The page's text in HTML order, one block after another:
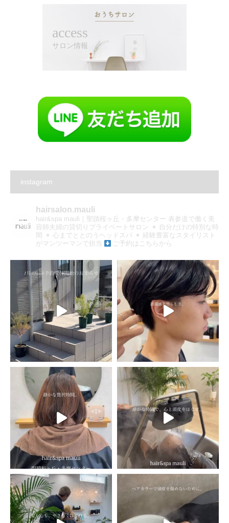
access
サロン情報
instagram
hairsalon.mauli
hair&spa mauli｜聖蹟桜ヶ丘・多摩センター 表参道で働く美
容師夫婦の貸切りプライベートサロン
自分だけの特別な時
心までととのうヘッドスパ
経験豊富なスタイリスト
がマンツーマンで担当
ご予約はこちらから